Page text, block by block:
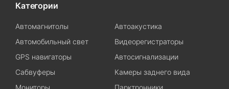
Категории
Автомагнитолы
Автоакустика
Автомобильный свет
Видеорегистраторы
GPS навигаторы
Автосигнализации
Сабвуферы
Камеры заднего вида
Мониторы
Парктронники